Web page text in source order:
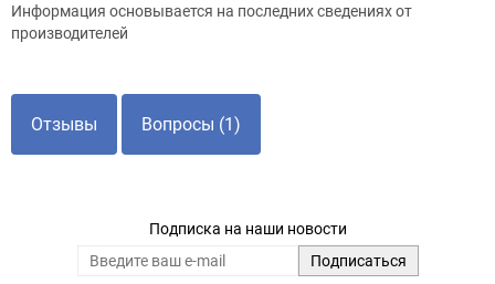
Информация основывается на последних сведениях от
производителей
Отзывы Вопросы (1)
Подписка на наши новости